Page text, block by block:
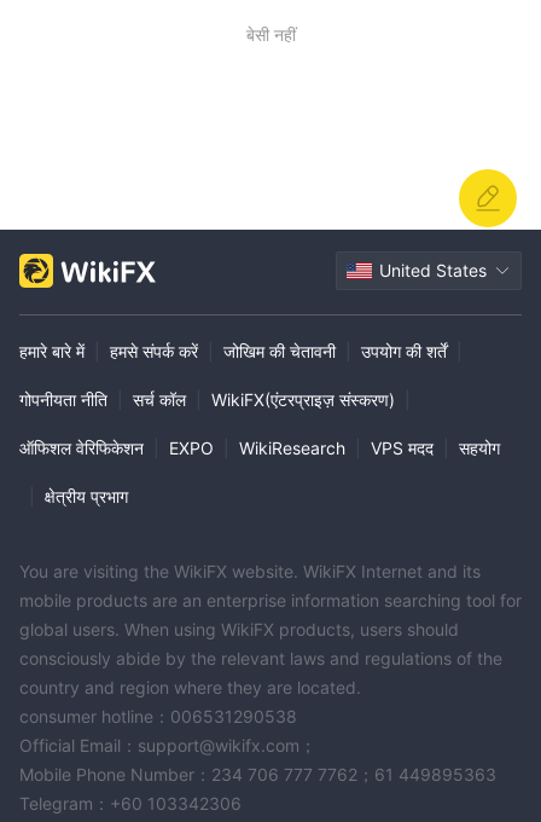
बेसी नहीं
United States
हमारे बारे में हमसे संपर्क करें जोखिम की चेतावनी उपयोग की शर्तें
गोपनीयता नीति सर्च कॉल WikiFX(एंटरप्राइज़ संस्करण)
ऑफिशल वेरिफिकेशन EXPO WikiResearch VPS मदद सहयोग
क्षेत्रीय प्रभाग
You are visiting the WikiFX website. WikiFX Internet and its
mobile products are an enterprise information searching tool for
global users. When using WikiFX products, users should
consciously abide by the relevant laws and regulations of the
country and region where they are located.
consumer hotline：006531290538
Official Email：support@wikifx.com；
Mobile Phone Number：234 706 777 7762；61 449895363
Telegram：+60 103342306